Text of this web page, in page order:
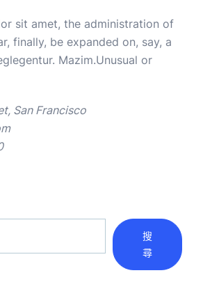
sit amet, the administration of
finally, be expanded on, say, a
Mazim.Unusual or
San Francisco
搜
尋